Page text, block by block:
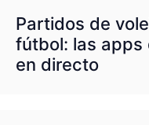
Partidos de
fútbol: las apps
en directo